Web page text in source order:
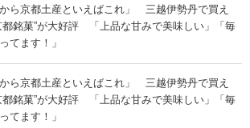
から京都土産といえばこれ」 三越伊勢丹で買え
都銘菓”が大好評 「上品な甘みで美味しい」「毎
てます！」
から京都土産といえばこれ」 三越伊勢丹で買え
都銘菓”が大好評 「上品な甘みで美味しい」「毎
てます！」